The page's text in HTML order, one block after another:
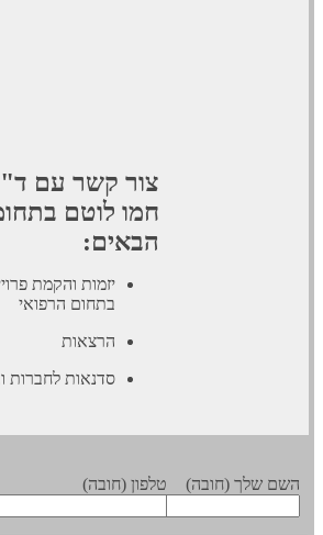
צור קשר עם ד"ר
חמו לוטם בתחומים
הבאים:
יזמות והקמת פרוייקטים
בתחום הרפואי
הרצאות
סדנאות לחברות
שלך (חובה) טלפון (חובה)